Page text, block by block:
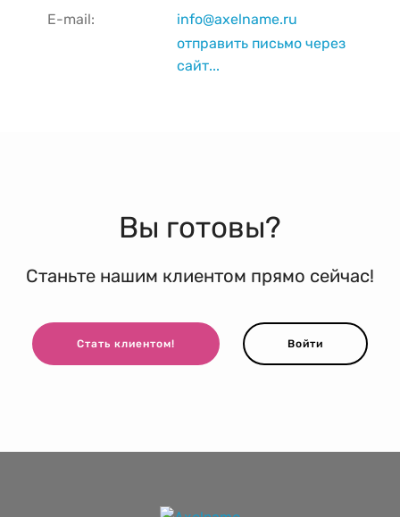
E-mail:
info@axelname.ru
отправить письмо через
сайт...
Вы готовы?
Станьте нашим клиентом прямо сейчас!
Стать клиентом! Войти